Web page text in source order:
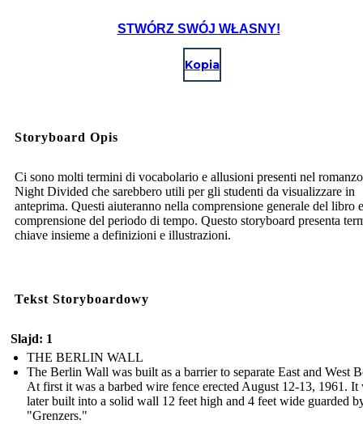
STWÓRZ SWÓJ WŁASNY!
Kopia
Storyboard Opis
Ci sono molti termini di vocabolario e allusioni presenti nel
Night Divided che sarebbero utili per gli studenti da visualizzare in
anteprima. Questi aiuteranno nella comprensione generale del libro
comprensione del periodo di tempo. Questo storyboard presenta
chiave insieme a definizioni e illustrazioni.
Tekst Storyboardowy
Slajd: 1
THE BERLIN WALL
The Berlin Wall was built as a barrier to separate East and West
At first it was a barbed wire fence erected August 12-13, 1961. It
later built into a solid wall 12 feet high and 4 feet wide guarded
"Grenzers."